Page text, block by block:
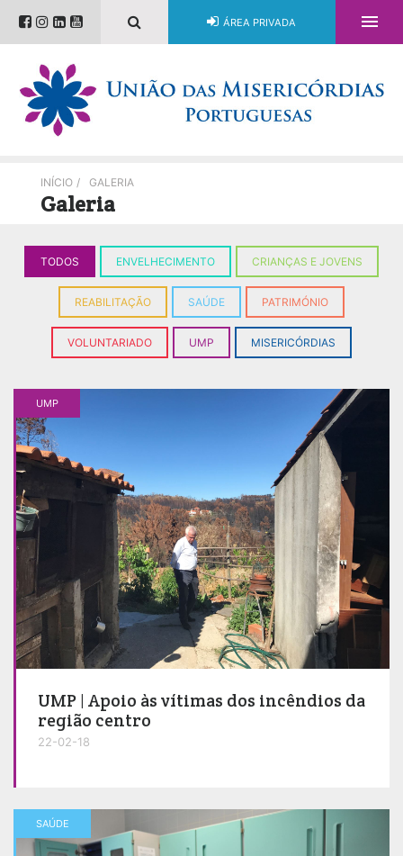
ÁREA PRIVADA 
INÍCIO / GALERIA
Galeria
TODOS ENVELHECIMENTO CRIANÇAS E JOVENS
REABILITAÇÃO SAÚDE PATRIMÓNIO
VOLUNTARIADO UMP MISERICÓRDIAS
UMP
UMP | Apoio às vítimas dos incêndios da
região centro
22-02-18
SAÚDE